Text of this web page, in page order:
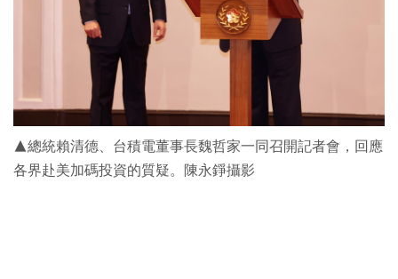
▲總統賴清德、台積電董事長魏哲家一同召開記者會，回應
各界赴美加碼投資的質疑。陳永錚攝影